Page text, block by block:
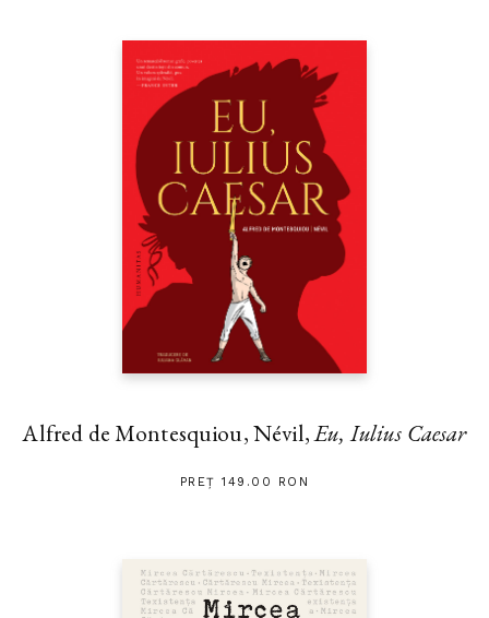
Alfred de Montesquiou, Névil,Eu, Iulius Caesar
PREȚ 149.00 RON